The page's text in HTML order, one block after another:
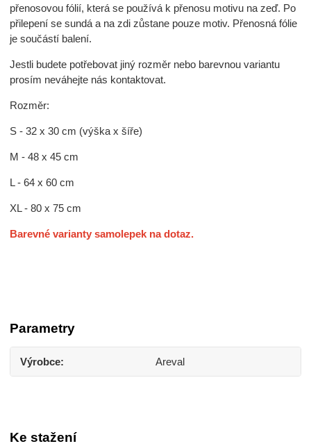
přenosovou fólií, která se používá k přenosu motivu na zeď. Po
přilepení se sundá a na zdi zůstane pouze motiv. Přenosná fólie
je součástí balení.
Jestli budete potřebovat jiný rozměr nebo barevnou variantu
prosím neváhejte nás kontaktovat.
Rozměr:
S - 32 x 30 cm (výška x šíře)
M - 48 x 45 cm
L - 64 x 60 cm
XL - 80 x 75 cm
Barevné varianty samolepek na dotaz.
Parametry
Výrobce Areval
Ke stažení